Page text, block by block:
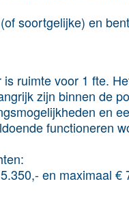
soortgelijke) en
ruimte voor 1 fte.
zijn binnen de
en
functioneren
en maximaal €